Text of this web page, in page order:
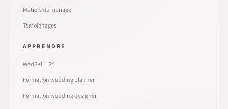
Métiers du mariage
Témoignages
APPRENDRE
WedSKILLS®
Formation wedding planner
Formation wedding designer